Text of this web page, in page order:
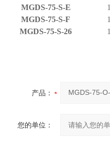
MGDS-75-S-E
MGDS-75-S-F
MGDS-75-S-26
产品：
您的单位：